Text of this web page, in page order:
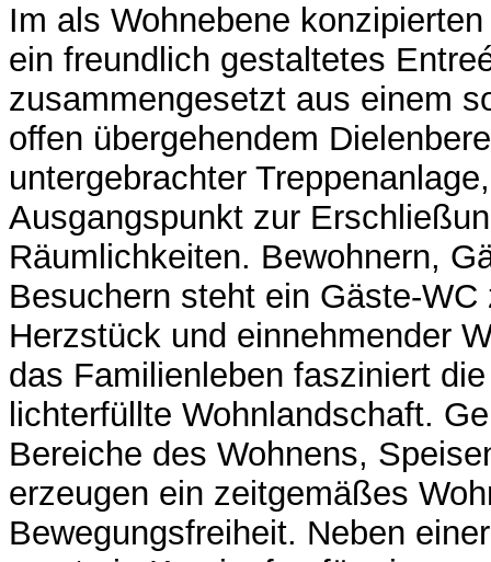
Im als Wohnebene
ein freundlich gestaltetes
zusammengesetzt aus einem
offen übergehendem
untergebrachter
Ausgangspunkt zur
Räumlichkeiten. Bewohnern,
Besuchern steht ein Gäste-WC
Herzstück und einnehmender
das Familienleben fasziniert
lichterfüllte Wohnlandschaft.
Bereiche des Wohnens,
erzeugen ein zeitgemäßes
Bewegungsfreiheit. Neben